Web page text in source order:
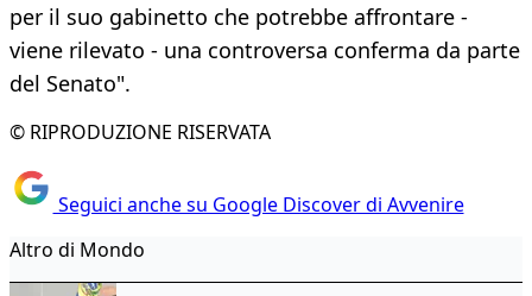
per il suo gabinetto che potrebbe affrontare -
viene rilevato - una controversa conferma da parte
del Senato".
© RIPRODUZIONE RISERVATA
Seguici anche su Google Discover di Avvenire
Altro di Mondo